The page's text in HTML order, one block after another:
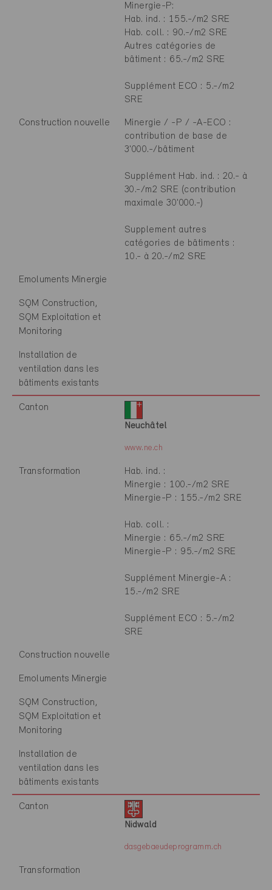
Minergie-P:
Hab. ind. : 155.-/m2 SRE
Hab. coll. : 90.-/m2 SRE
Autres catégories de
bâtiment : 65.-/m2 SRE
Supplément ECO : 5.-/m2
SRE
Construction nouvelle
Minergie / -P / -A-ECO :
contribution de base de
3'000.-/bâtiment
Supplément Hab. ind. : 20.- à
30.-/m2 SRE (contribution
maximale 30'000.-)
Supplement autres
catégories de bâtiments :
10.- à 20.-/m2 SRE
Emoluments Minergie
SQM Construction,
SQM Exploitation et
Monitoring
Installation de
ventilation dans les
bâtiments existants
Canton
Neuchâtel
www.ne.ch
Transformation
Hab. ind. :
Minergie : 100.-/m2 SRE
Minergie-P : 155.-/m2 SRE
Hab. coll. :
Minergie : 65.-/m2 SRE
Minergie-P : 95.-/m2 SRE
Supplément Minergie-A :
15.-/m2 SRE
Supplément ECO : 5.-/m2
SRE
Construction nouvelle
Emoluments Minergie
SQM Construction,
SQM Exploitation et
Monitoring
Installation de
ventilation dans les
bâtiments existants
Canton
Nidwald
dasgebaeudeprogramm.ch
Transformation